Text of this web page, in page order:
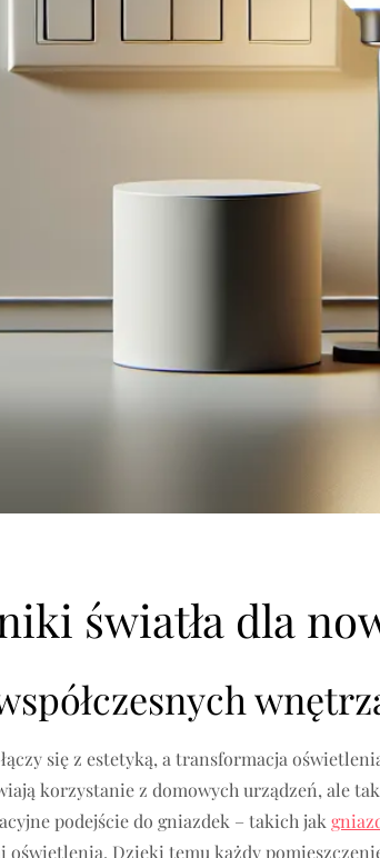
światła dla
się z estetyką, a transformacja
korzystanie z domowych urządzeń, ale
podejście do gniazdek – takich jak
Dzięki temu każdy